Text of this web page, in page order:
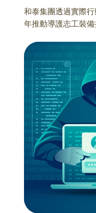
和泰集團透過實際
年推動導護志工裝